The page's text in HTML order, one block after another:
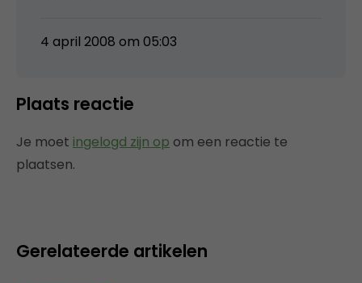
4 april 2008 om 05:03
Plaats reactie
Je moet ingelogd zijn op om een reactie te
plaatsen.
Gerelateerde artikelen